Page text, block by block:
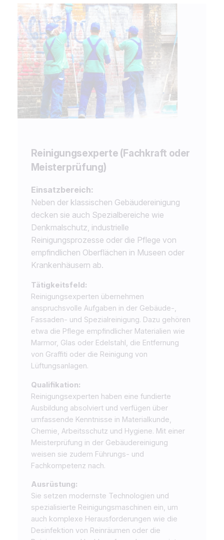
Reinigungsexperte (Fachkraft oder
Meisterprüfung)
Einsatzbereich:
Neben der klassischen Gebäudereinigung
decken sie auch Spezialbereiche wie
Denkmalschutz, industrielle
Reinigungsprozesse oder die Pflege von
empfindlichen Oberflächen in Museen oder
Krankenhäusern ab.
Tätigkeitsfeld:
Reinigungsexperten übernehmen
anspruchsvolle Aufgaben in der Gebäude-,
Fassaden- und Spezialreinigung. Dazu gehören
etwa die Pflege empfindlicher Materialien wie
Marmor, Glas oder Edelstahl, die Entfernung
von Graffiti oder die Reinigung von
Lüftungsanlagen.
Qualifikation:
Reinigungsexperten haben eine fundierte
Ausbildung absolviert und verfügen über
umfassende Kenntnisse in Materialkunde,
Chemie, Arbeitsschutz und Hygiene. Mit einer
Meisterprüfung in der Gebäudereinigung
weisen sie zudem Führungs- und
Fachkompetenz nach.
Ausrüstung:
Sie setzen modernste Technologien und
spezialisierte Reinigungsmaschinen ein, um
auch komplexe Herausforderungen wie die
Desinfektion von Reinräumen oder die